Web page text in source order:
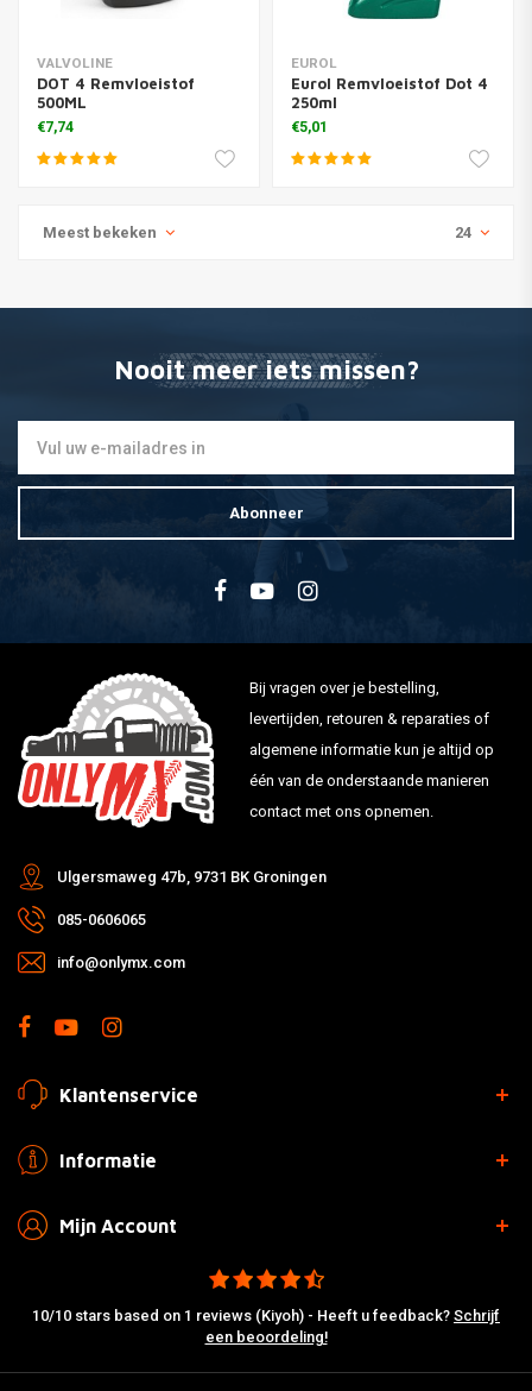
VALVOLINE
DOT 4 Remvloeistof
500ML
€7,74
EUROL
Eurol Remvloeistof Dot 4
250ml
€5,01
Meest bekeken 24
Nooit meer iets missen?
Abonneer
Bij vragen over je bestelling,
levertijden, retouren & reparaties of
algemene informatie kun je altijd op
één van de onderstaande manieren
contact met ons opnemen.
Ulgersmaweg 47b, 9731 BK Groningen
085-0606065
info@onlymx.com
Klantenservice
Informatie
Mijn Account
10/10 stars based on 1 reviews (Kiyoh) - Heeft u feedback? Schrijf
een beoordeling!